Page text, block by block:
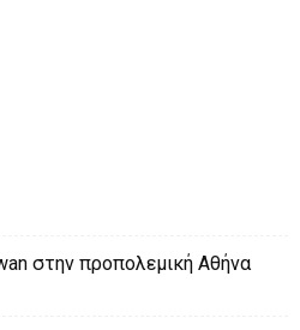
στην προπολεμική Αθήνα